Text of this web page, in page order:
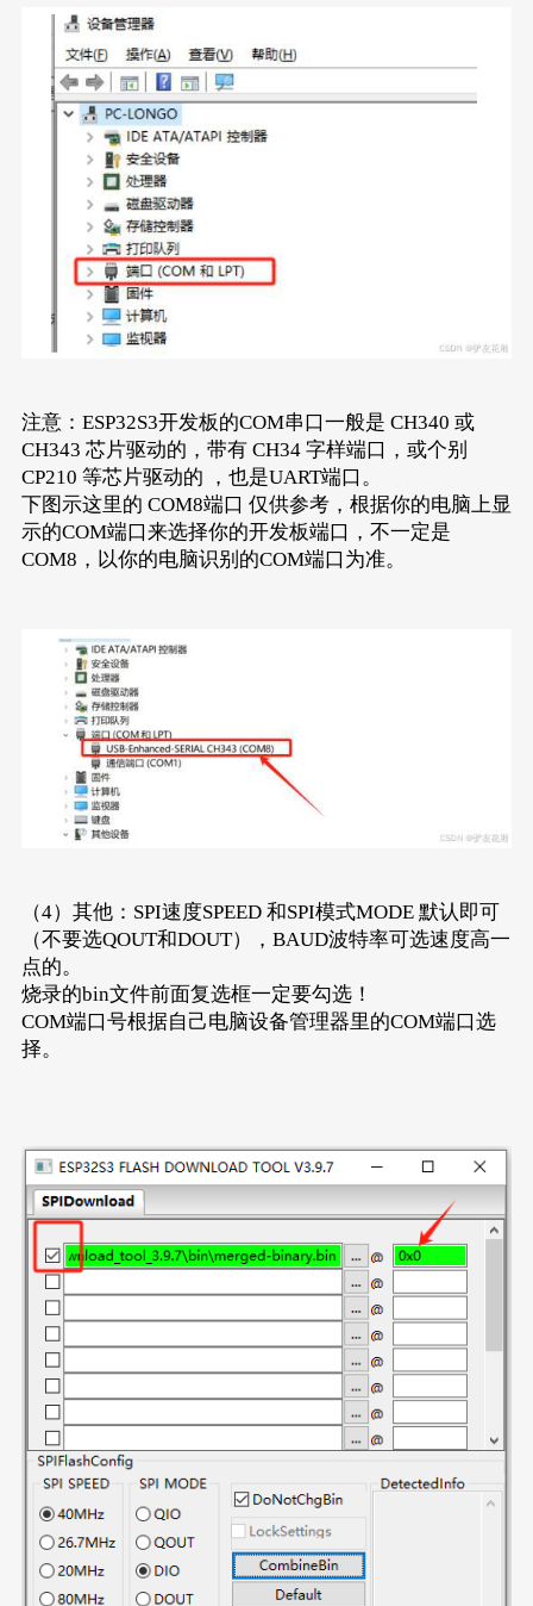
注意：ESP32S3开发板的COM串口一般是 CH340 或
CH343 芯片驱动的，带有 CH34 字样端口，或个别
CP210 等芯片驱动的 ，也是UART端口。
下图示这里的 COM8端口 仅供参考，根据你的电脑上显
示的COM端口来选择你的开发板端口，不一定是
COM8，以你的电脑识别的COM端口为准。
（4）其他：SPI速度SPEED 和SPI模式MODE 默认即可
（不要选QOUT和DOUT），BAUD波特率可选速度高一
点的。
烧录的bin文件前面复选框一定要勾选！
COM端口号根据自己电脑设备管理器里的COM端口选
择。